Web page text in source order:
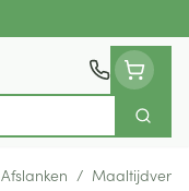
Zoek
Afslanken /